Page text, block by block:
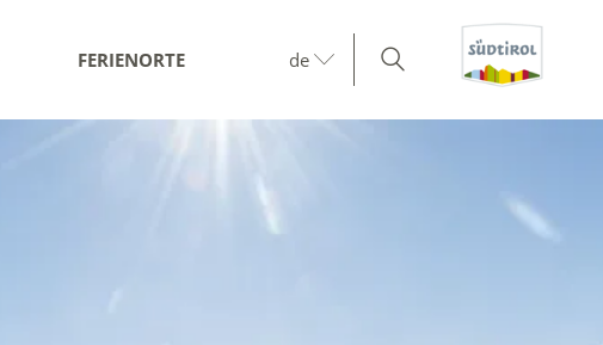
FERIENORTE de